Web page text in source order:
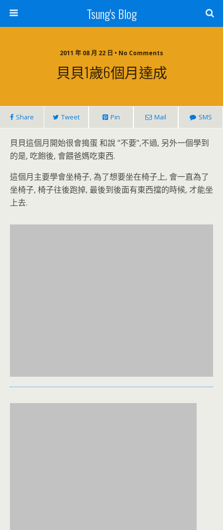
Tsung's Blog
2011 年 08 月 22 日 • No Comments
貝貝1歲6個月達成
Share Tweet Pin Mail SMS
貝貝這個月開始很會搗蛋 和說 "不要",不過, 另外一個學到
的是, 吃飽後, 會餵爸媽吃東西.
這個月主要學會坐椅子, 為了想要坐在椅子上, 會一直為了
坐椅子, 椅子往後跑掉, 最後到後面有東西擋的時候, 才能坐
上去.